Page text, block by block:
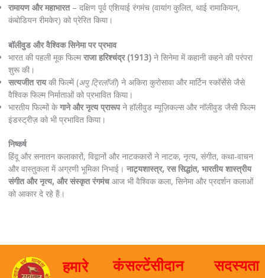
रामायण और महाभारत– दक्षिण पूर्व एशियाई रंगमंच (वायांग कुलित, थाई रामाकियन,
कंबोडियन रीमकेर) को प्रेरित किया।
बॉलीवुड और वैश्विक सिनेमा पर प्रभाव
भारत की पहली मूक फिल्मराजा हरिश्चंद्र (1913)ने सिनेमा में कहानी कहने की परंपरा
शुरू की।
सत्यजीत रायकी फिल्में (अपु ट्रिलॉजी) ने अकिरा कुरोसावा और मार्टिन स्कॉर्सेसे जैसे
वैश्विक फिल्म निर्माताओं को प्रभावित किया।
भारतीय फिल्मों केगाने और नृत्य प्रारूपने हॉलीवुड म्यूज़िकल्स और नॉलीवुड जैसी फिल्म
इंडस्ट्रीज़ को भी प्रभावित किया।
निष्कर्ष
हिंदू और सनातन कलाकारों, विद्वानों और नाटककारों ने नाटक, नृत्य, संगीत, कथा-वाचन
और वास्तुकला में अग्रणी भूमिका निभाई। नाट्यशास्त्र, रस सिद्धांत, भारतीय शास्त्रीय
संगीत और नृत्य, और संस्कृत रंगमंचआज भी वैश्विक कला, सिनेमा और प्रदर्शन कलाओं
को आकार दे रहे हैं।
हमारे
कंसल्टेंसीदान सदस्यता